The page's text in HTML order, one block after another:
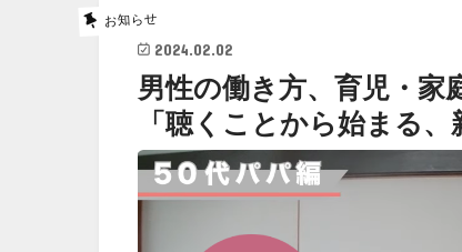
お知らせ
2024.02.02
男性の働き方、育児・家
「聴くことから始まる、